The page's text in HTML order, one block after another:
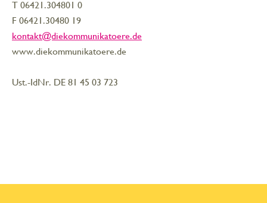
T 06421.304801 0
F 06421.30480 19
kontakt@diekommunikatoere.de
www.diekommunikatoere.de
Ust.-IdNr. DE 81 45 03 723